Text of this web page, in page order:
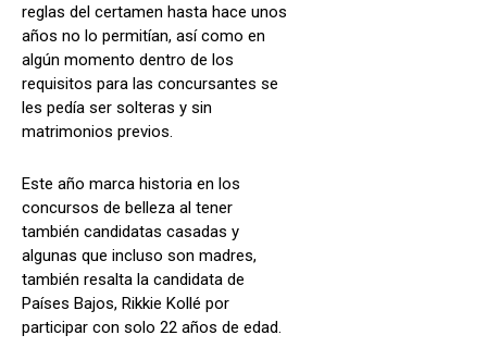
reglas del certamen hasta hace unos
años no lo permitían, así como en
algún momento dentro de los
requisitos para las concursantes se
les pedía ser solteras y sin
matrimonios previos.
Este año marca historia en los
concursos de belleza al tener
también candidatas casadas y
algunas que incluso son madres,
también resalta la candidata de
Países Bajos, Rikkie Kollé por
participar con solo 22 años de edad.